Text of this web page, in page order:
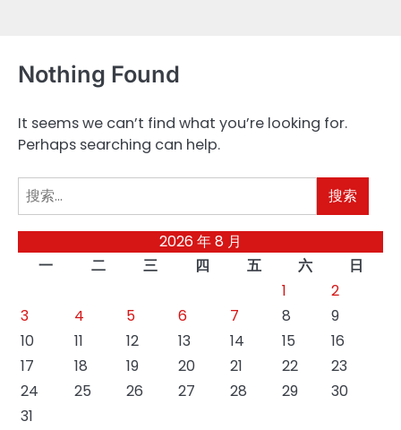
Nothing Found
It seems we can’t find what you’re looking for.
Perhaps searching can help.
搜
索：
2026 年 8 月
一
二 三 四 五 六
日
1
2
3
4 5 6 7 8
9
10
11 12 13 14 15
16
17
18 19 20 21 22
23
24
25 26 27 28 29
30
31